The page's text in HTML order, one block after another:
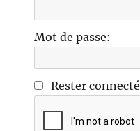
Mot de passe:
Rester connecté